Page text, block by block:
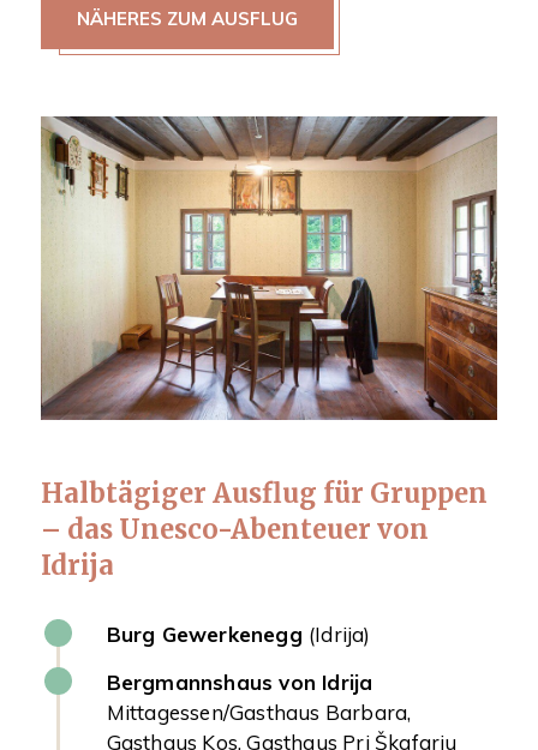
NÄHERES ZUM AUSFLUG
Halbtägiger Ausflug für Gruppen
– das Unesco-Abenteuer von
Idrija
Burg Gewerkenegg (Idrija)
Bergmannshaus von Idrija
Mittagessen/Gasthaus Barbara,
Gasthaus Kos, Gasthaus Pri Škafarju